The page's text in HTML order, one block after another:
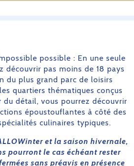
possible : En une seule
découvrir pas moins de 18 pays
du plus grand parc de loisirs
quartiers thématiques conçus
du détail, vous pourrez découvrir
époustouflantes à côté des
culinaires typiques.
et la saison hivernale,
pourront le cas échéant rester
sans préavis en présence